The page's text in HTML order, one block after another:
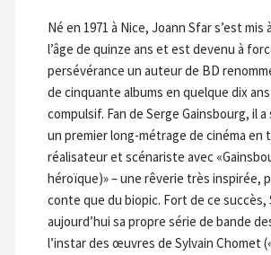
Né en 1971 à Nice, Joann Sfar s’est mis
l’âge de quinze ans et est devenu à
persévérance un auteur de BD
de cinquante albums en quelque dix
compulsif. Fan de Serge Gainsbourg, il a
un premier long-métrage de cinéma en
réalisateur et scénariste avec
héroïque)» – une rêverie très inspirée,
conte que du biopic. Fort de ce succès,
aujourd’hui sa propre série de bande
l’instar des œuvres de Sylvain Chomet